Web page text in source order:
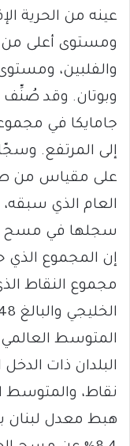
عينه من الحرية
ومستوى أعلى من
والفلبين، ومستوى
وبوتان. وقد صُنِّف
جامايكا في
على مقياس من
سجلها في مسح
إن المجموع
مجموع النقاط
هبط معدل لبنان